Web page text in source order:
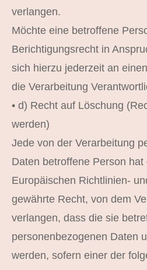
verlangen.
Möchte eine betroffene
Berichtigungsrecht in
sich hierzu jederzeit an
die Verarbeitung
• d) Recht auf Löschung
werden)
Jede von der Verarbeitung
Daten betroffene Person hat
Europäischen Richtlinien-
gewährte Recht, von dem
verlangen, dass die sie
personenbezogenen Daten
werden, sofern einer der